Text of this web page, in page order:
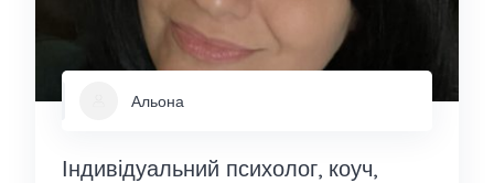
Альона
Індивідуальний психолог, коуч,